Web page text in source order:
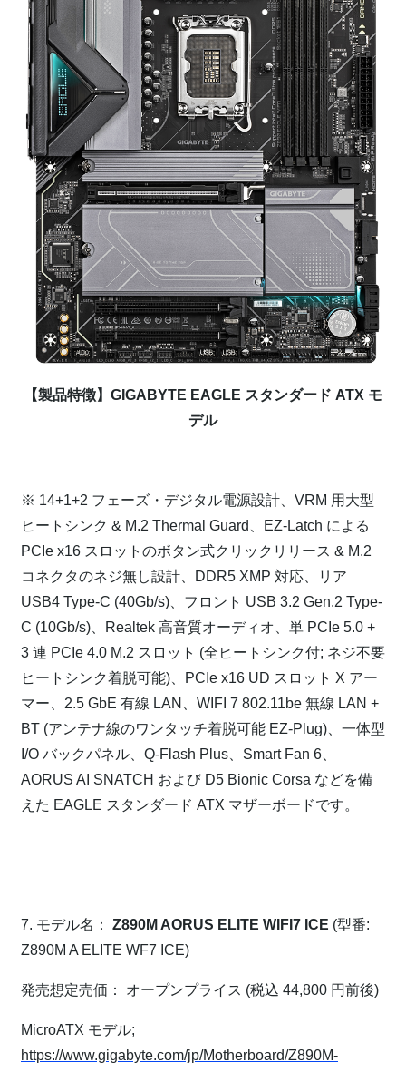
【製品特徴】GIGABYTE EAGLE スタンダード ATX モ
デル
※ 14+1+2 フェーズ・デジタル電源設計、VRM 用大型
ヒートシンク & M.2 Thermal Guard、EZ-Latch による
PCIe x16 スロットのボタン式クリックリリース & M.2
コネクタのネジ無し設計、DDR5 XMP 対応、リア
USB4 Type-C (40Gb/s)、フロント USB 3.2 Gen.2 Type-
C (10Gb/s)、Realtek 高音質オーディオ、単 PCIe 5.0 +
3 連 PCIe 4.0 M.2 スロット (全ヒートシンク付; ネジ不要
ヒートシンク着脱可能)、PCIe x16 UD スロット X アー
マー、2.5 GbE 有線 LAN、WIFI 7 802.11be 無線 LAN +
BT (アンテナ線のワンタッチ着脱可能 EZ-Plug)、一体型
I/O バックパネル、Q-Flash Plus、Smart Fan 6、
AORUS AI SNATCH および D5 Bionic Corsa などを備
えた EAGLE スタンダード ATX マザーボードです。
7. モデル名： Z890M AORUS ELITE WIFI7 ICE (型番:
Z890M A ELITE WF7 ICE)
発売想定売価： オープンプライス (税込 44,800 円前後)
MicroATX モデル;
https://www.gigabyte.com/jp/Motherboard/Z890M-